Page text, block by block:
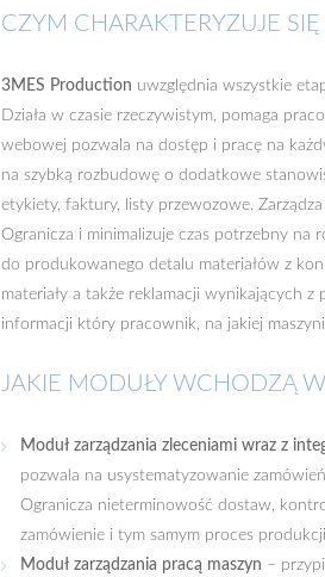
CZYM CHARAKTERYZUJE
3MES Production uwzględnia wszystkie
Działa w czasie rzeczywistym, pomaga
webowej pozwala na dostęp i pracę na
na szybką rozbudowę o dodatkowe
etykiety, faktury, listy przewozowe.
Ogranicza i minimalizuje czas potrzebny na
do produkowanego detalu materiałów z
materiały a także reklamacji wynikających
informacji który pracownik, na jakiej
JAKIE MODUŁY WCHODZĄ
Moduł zarządzania zleceniami wraz z
pozwala na usystematyzowanie
Ogranicza nieterminowość dostaw,
zamówienie i tym samym proces
Moduł zarządzania pracą maszyn –